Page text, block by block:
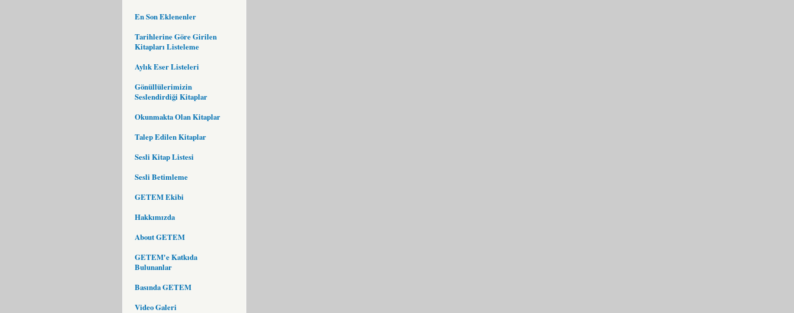
En Son Eklenenler
Tarihlerine Göre Girilen
Kitapları Listeleme
Aylık Eser Listeleri
Gönüllülerimizin
Seslendirdiği Kitaplar
Okunmakta Olan Kitaplar
Talep Edilen Kitaplar
Sesli Kitap Listesi
Sesli Betimleme
GETEM Ekibi
Hakkımızda
About GETEM
GETEM'e Katkıda
Bulunanlar
Basında GETEM
Video Galeri